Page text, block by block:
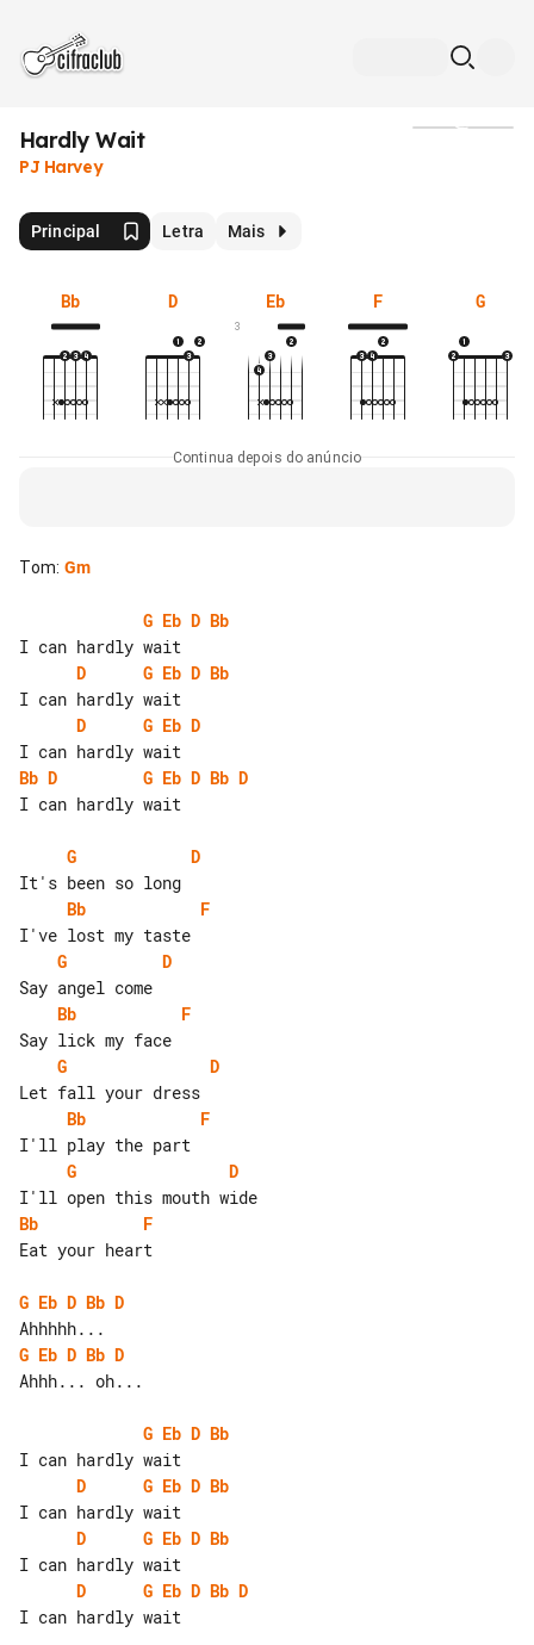
Hardly Wait
PJ Harvey
Principal Letra Mais
Bb D Eb
3
F G
Continua depois do anúncio
Tom: Gm
G Eb D Bb
D
G Eb D Bb
D
G Eb D
Bb D G Eb D Bb D
I can hardly wait
G
D
Bb
F
G
D
Bb
F
G
D
Bb
F
G
D
Bb
F
Eat your heart
G Eb D Bb D
G Eb D Bb D
Ahhh... oh...
G Eb D Bb
D
G Eb D Bb
D
G Eb D Bb
D
G Eb D Bb D
I can hardly wait